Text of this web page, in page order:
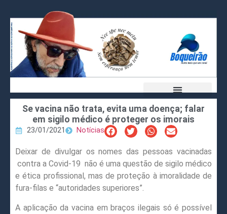
Se vacina não trata, evita uma doença; falar
em sigilo médico é proteger os imorais
23/01/2021 Notícias
Deixar de divulgar os nomes das pessoas vacinadas
contra a Covid-19 não é uma questão de sigilo médico
e ética profissional, mas de proteção à imoralidade de
fura-filas e “autoridades superiores”.
A aplicação da vacina em braços ilegais só é possível